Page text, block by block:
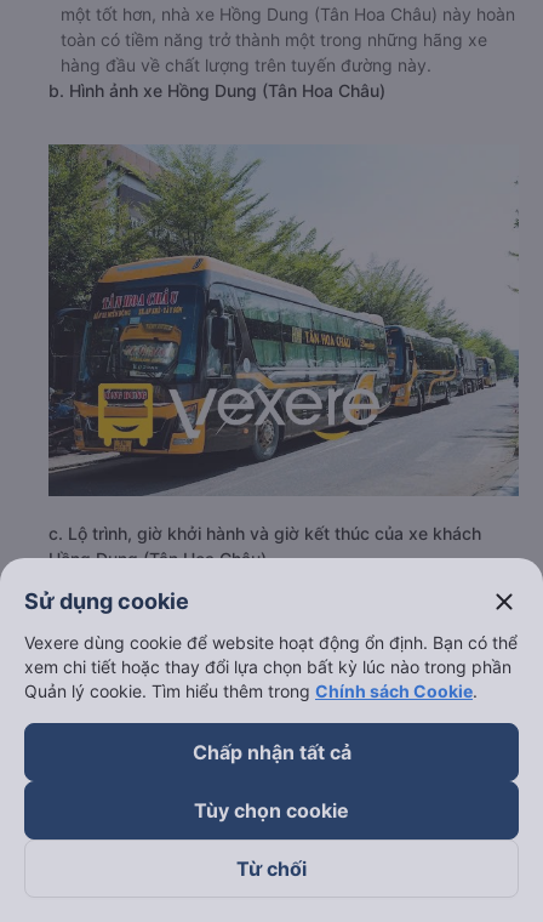
một tốt hơn, nhà xe Hồng Dung (Tân Hoa Châu) này hoàn
toàn có tiềm năng trở thành một trong những hãng xe
hàng đầu về chất lượng trên tuyến đường này.
b. Hình ảnh xe Hồng Dung (Tân Hoa Châu)
c. Lộ trình, giờ khởi hành và giờ kết thúc của xe khách
Hồng Dung (Tân Hoa Châu)
Giờ xuất phát ở Bình Định: 15:00
Thời gian chạy từ Bình Định đi Dĩ An - Bình Dương
của nhà xeHồng Dung (Tân Hoa Châu)khoảng: 11.8
giờ
d. Các điểm đón khách của nhà xe Hồng Dung (Tân Hoa
Văn phòng Tây Sơn
e. Các điểm trả khách của nhà xe Hồng Dung (Tân Hoa
Sử dụng cookie close
Vexere dùng cookie để website hoạt động ổn định. Bạn có thể
xem chi tiết hoặc thay đổi lựa chọn bất kỳ lúc nào trong phần
Quản lý cookie. Tìm hiểu thêm trong Chính sách Cookie.
Chấp nhận tất cả
Tùy chọn cookie
Từ chối